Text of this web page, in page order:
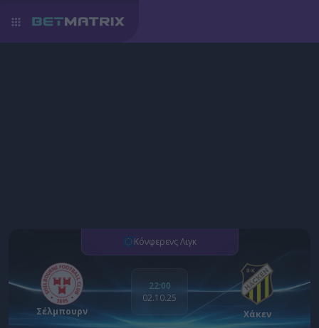
Κόνφερενς Λιγκ
Σέλμπουρν
22:00
02.10.25
Χάκεν